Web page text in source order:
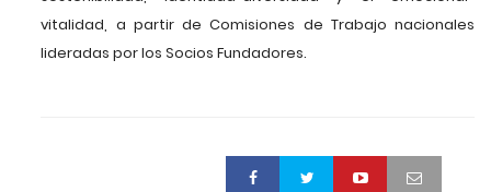
vitalidad, a partir de Comisiones de Trabajo nacionales
lideradas por los Socios Fundadores.